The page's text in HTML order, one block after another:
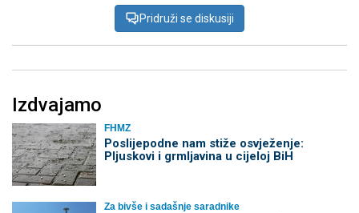
Pridruži se diskusiji
Izdvajamo
FHMZ
Poslijepodne nam stiže osvježenje:
Pljuskovi i grmljavina u cijeloj BiH
Za bivše i sadašnje saradnike